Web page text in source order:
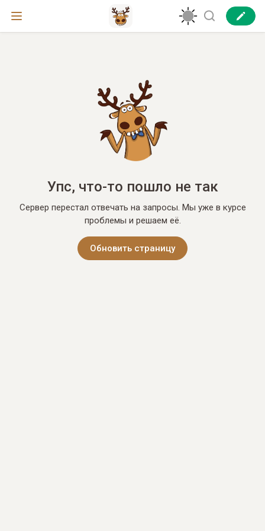
Упс, что-то пошло не так
Сервер перестал отвечать на запросы. Мы уже в курсе
проблемы и решаем её.
Обновить страницу